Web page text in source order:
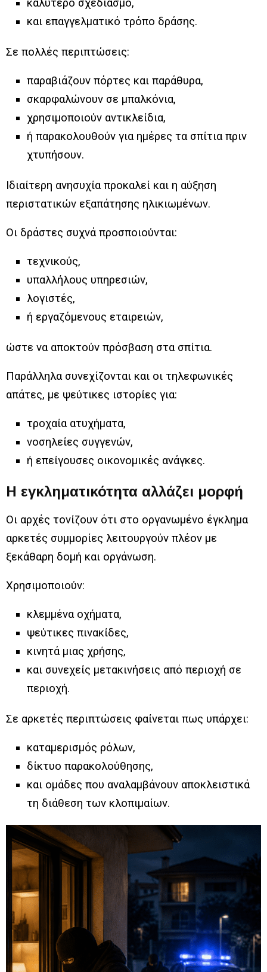
καλύτερο σχεδιασμό,
και επαγγελματικό τρόπο δράσης.
Σε πολλές περιπτώσεις:
παραβιάζουν πόρτες και παράθυρα,
σκαρφαλώνουν σε μπαλκόνια,
χρησιμοποιούν αντικλείδια,
ή παρακολουθούν για ημέρες τα σπίτια πριν
χτυπήσουν.
Ιδιαίτερη ανησυχία προκαλεί και η αύξηση
περιστατικών εξαπάτησης ηλικιωμένων.
Οι δράστες συχνά προσποιούνται:
τεχνικούς,
υπαλλήλους υπηρεσιών,
λογιστές,
ή εργαζόμενους εταιρειών,
ώστε να αποκτούν πρόσβαση στα σπίτια.
Παράλληλα συνεχίζονται και οι τηλεφωνικές
απάτες, με ψεύτικες ιστορίες για:
τροχαία ατυχήματα,
νοσηλείες συγγενών,
ή επείγουσες οικονομικές ανάγκες.
Η εγκληματικότητα αλλάζει μορφή
Οι αρχές τονίζουν ότι στο οργανωμένο έγκλημα
αρκετές συμμορίες λειτουργούν πλέον με
ξεκάθαρη δομή και οργάνωση.
Χρησιμοποιούν:
κλεμμένα οχήματα,
ψεύτικες πινακίδες,
κινητά μιας χρήσης,
και συνεχείς μετακινήσεις από περιοχή σε
περιοχή.
Σε αρκετές περιπτώσεις φαίνεται πως υπάρχει:
καταμερισμός ρόλων,
δίκτυο παρακολούθησης,
και ομάδες που αναλαμβάνουν αποκλειστικά
τη διάθεση των κλοπιμαίων.